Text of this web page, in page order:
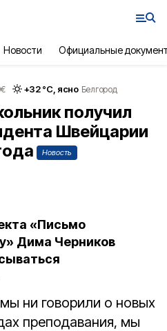
Новости Официальные
€ +32°С, ясно Белгород
получил
Швейцарии
Новость
«Письмо
Дима Черников
ни говорили о новых
преподавания, мы